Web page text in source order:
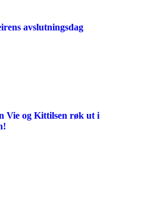
avslutningsdag
Vie og Kittilsen røk ut i